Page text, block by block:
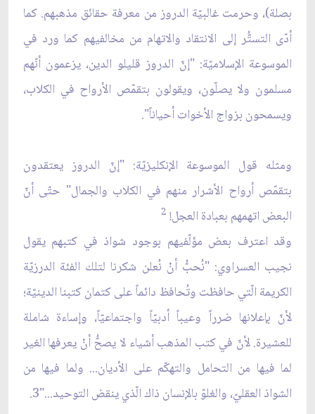
بصلة)، وحرمت غالبيّة الدروز من معرفة حقائق مذهبهم. كما
أدّى التستُّر إلى الانتقاد والاتهام من مخالفيهم كما ورد في
الموسوعة الإسلاميّة: "إنّ الدروز قليلو الدين، يزعمون أنّهم
مسلمون ولا يصلّون، ويقولون بتقمّص الأرواح في الكلاب،
ويسمحون بزواج الأخوات أحياناً".
ومثله قول الموسوعة الإنكليزيّة: "إنّ الدروز يعتقدون
بتقمّص أرواح الأشرار منهم في الكلاب والجمال" حتّى أنّ
البعض اتهمهم بعبادة العجل! 2
وقد اعترف بعض مؤلّفيهم بوجود شواذ في كتبهم يقول
نجيب العسراوي: "نُحبُّ أنْ نُعلن شكرنا لتلك الفئة الدرزيّة
الكريمة الّتي حافظت وتُحافظ دائماً على كتمان كتبنا الدينيّة؛
لأنّ بإعلانها ضرراً وعيباً أدبيّاً واجتماعيّاً، وإساءة شاملة
للعشيرة. لأنّ في كتب المذهب أشياء لا يصحُّ أنْ يعرفها الغير
لما فيها من التحامل والتهكّم على الأديان... ولما فيها من
الشواذ العقليّ، والغلوّ بالإنسان ذاك الّذي ينقض التوحيد..."3.